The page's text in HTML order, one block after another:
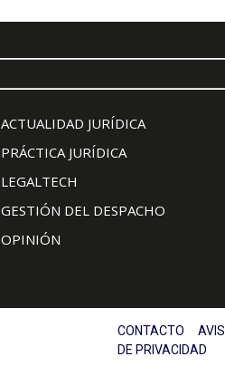
ACTUALIDAD JURÍDICA
PRÁCTICA JURÍDICA
LEGALTECH
GESTIÓN DEL DESPACHO
OPINIÓN
CONTACTO
DE PRIVACIDAD ©